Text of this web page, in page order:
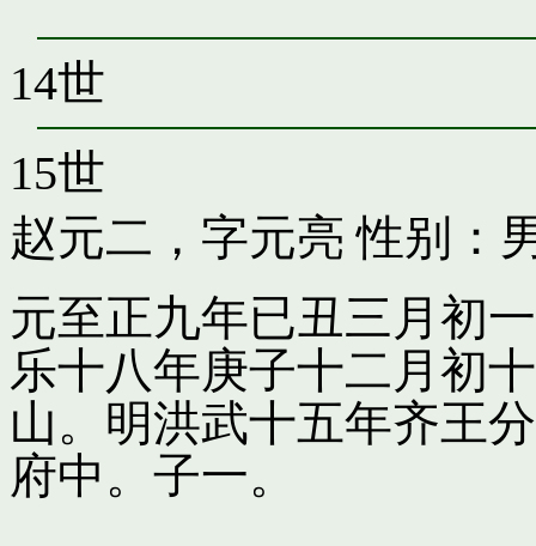
14世
15世
赵元二，字元亮 性别：
元至正九年已丑三月初
乐十八年庚子十二月初
山。明洪武十五年齐王
府中。子一。